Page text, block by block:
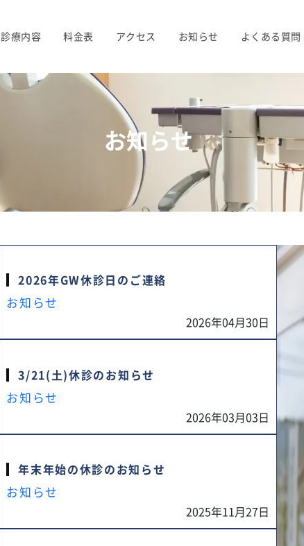
診療内容 料金表 アクセス お知らせ よくある質問
お知らせ
2026年GW休診日のご連絡
お知らせ
2026年04月30日
3/21(土)休診のお知らせ
お知らせ
2026年03月03日
年末年始の休診のお知らせ
お知らせ
2025年11月27日